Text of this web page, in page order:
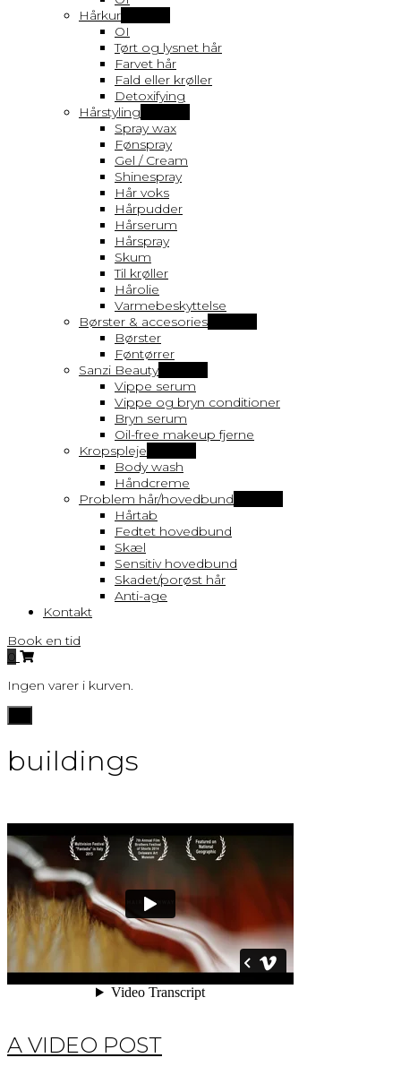
Hårkur
OI
Tørt og lysnet hår
Farvet hår
Fald eller krøller
Detoxifying
Hårstyling
Spray wax
Fønspray
Gel / Cream
Shinespray
Hår voks
Hårpudder
Hårserum
Hårspray
Skum
Til krøller
Hårolie
Varmebeskyttelse
Børster & accesories
Børster
Føntørrer
Sanzi Beauty
Vippe serum
Vippe og bryn conditioner
Bryn serum
Oil-free makeup fjerne
Kropspleje
Body wash
Håndcreme
Problem hår/hovedbund
Hårtab
Fedtet hovedbund
Skæl
Sensitiv hovedbund
Skadet/porøst hår
Anti-age
Kontakt
Book en tid
0
Ingen varer i kurven.
navigation
buildings
A VIDEO POST